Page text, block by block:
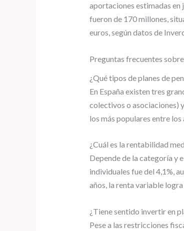
aportaciones estimadas en
fueron de 170 millones,
euros, según datos de
Preguntas frecuentes
¿Qué tipos de planes de
En España existen tres
colectivos o asociaciones)
los más populares entre
¿Cuál es la rentabilidad
Depende de la categoría y
individuales fue del 4,1%,
años, la renta variable
¿Tiene sentido invertir en
Pese a las restricciones